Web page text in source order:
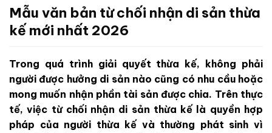
Mẫu văn bản từ chối nhận di sản thừa
kế mới nhất 2026
Trong quá trình giải quyết thừa kế, không phải
người được hưởng di sản nào cũng có nhu cầu hoặc
mong muốn nhận phần tài sản được chia. Trên thực
tế, việc từ chối nhận di sản thừa kế là quyền hợp
pháp của người thừa kế và thường phát sinh vì